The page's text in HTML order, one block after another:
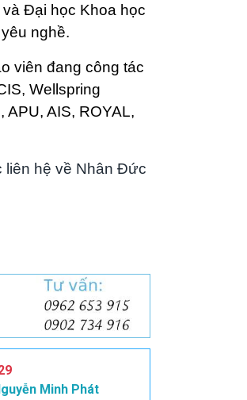
Đại học Khoa học
nghề.
viên đang công tác
Wellspring
APU, AIS, ROYAL,
liên hệ về Nhân Đức
Minh Phát